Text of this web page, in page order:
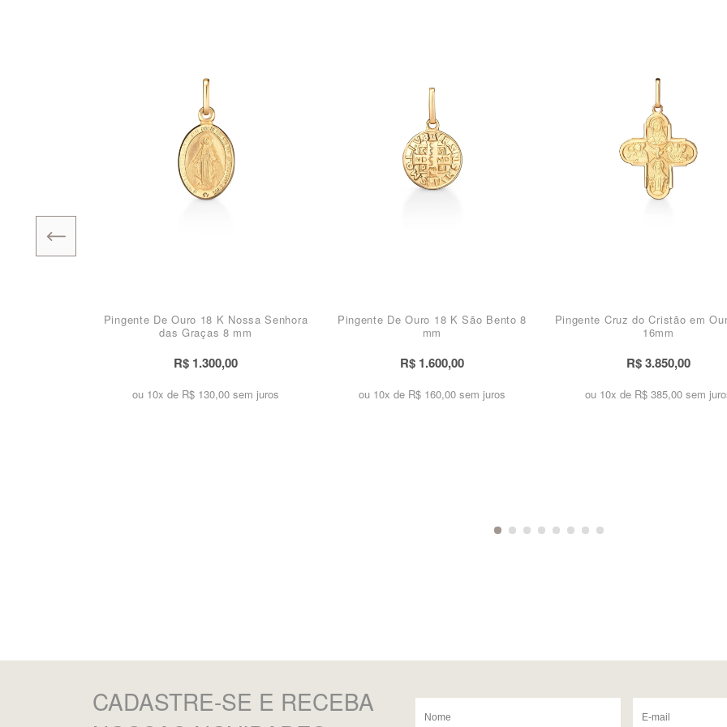
Pingente De Ouro 18 K Nossa Senhora
das Graças 8 mm
R$ 1.300,00
ou 10x de R$ 130,00 sem juros
Pingente De Ouro 18 K São Bento 8
mm
R$ 1.600,00
ou 10x de R$ 160,00 sem juros
Pingente Cruz do Cristão em
16mm
R$ 3.850,00
ou 10x de R$ 385,00 sem
CADASTRE-SE E RECEBA